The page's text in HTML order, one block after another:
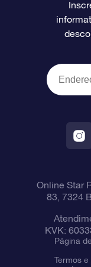
Avaliações
O cartão
Presentes
Página
Um Milhão
OSR
Aplicativo
Política de
Online Star
83, 7324
KVK:
Página
Termos